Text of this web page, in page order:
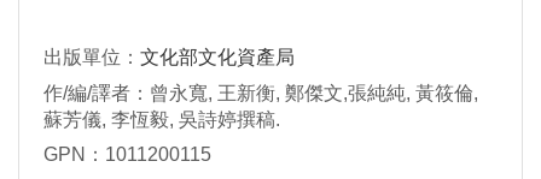
出版單位： 文化部文化資產局
作/編/譯者：曾永寬, 王新衡, 鄭傑文,張純純, 黃筱倫,
蘇芳儀, 李恆毅, 吳詩婷撰稿.
GPN：1011200115